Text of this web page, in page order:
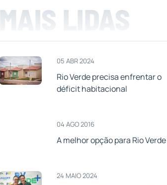
MAIS LIDAS
05 ABR 2024
Rio Verde precisa enfrentar o
déficit habitacional
04 AGO 2016
A melhor opção para Rio Verde
24 MAIO 2024